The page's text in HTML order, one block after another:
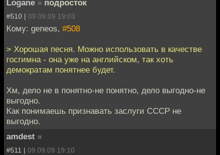
Logane » подросток
#510 | 09.09.09 19:03
Кому: geneos, #508
> Хорошая песня. Можно использовать в качестве
госгимна - она уже на английском, так хоть
демократам понятнее будет.
Хм, дело не в понятно-не понятно, дело выгодно-не
выгодно.
Как понимаешь признавать заслуги СССР не
выгодно.
amdest »
#511 | 09.09.09 19:10